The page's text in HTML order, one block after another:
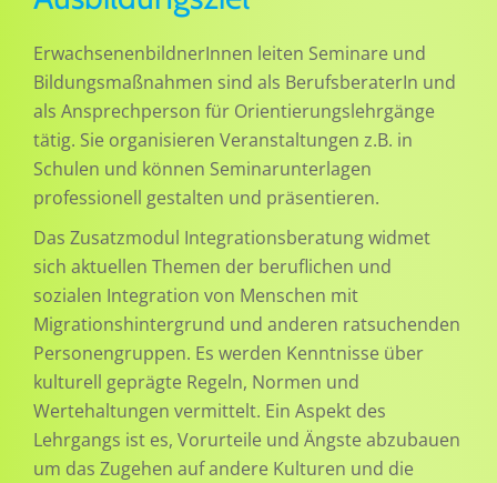
ErwachsenenbildnerInnen leiten Seminare und
Bildungsmaßnahmen sind als BerufsberaterIn und
als Ansprechperson für Orientierungslehrgänge
tätig. Sie organisieren Veranstaltungen z.B. in
Schulen und können Seminarunterlagen
professionell gestalten und präsentieren.
Das Zusatzmodul Integrationsberatung widmet
sich aktuellen Themen der beruflichen und
sozialen Integration von Menschen mit
Migrationshintergrund und anderen ratsuchenden
Personengruppen. Es werden Kenntnisse über
kulturell geprägte Regeln, Normen und
Wertehaltungen vermittelt. Ein Aspekt des
Lehrgangs ist es, Vorurteile und Ängste abzubauen
um das Zugehen auf andere Kulturen und die